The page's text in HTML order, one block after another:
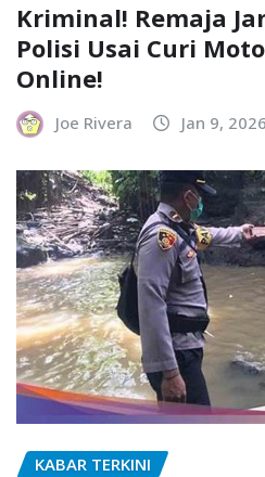
Kriminal! Remaja
Polisi Usai Curi
Online!
Joe Rivera Jan 9, 2026
KABAR TERKINI